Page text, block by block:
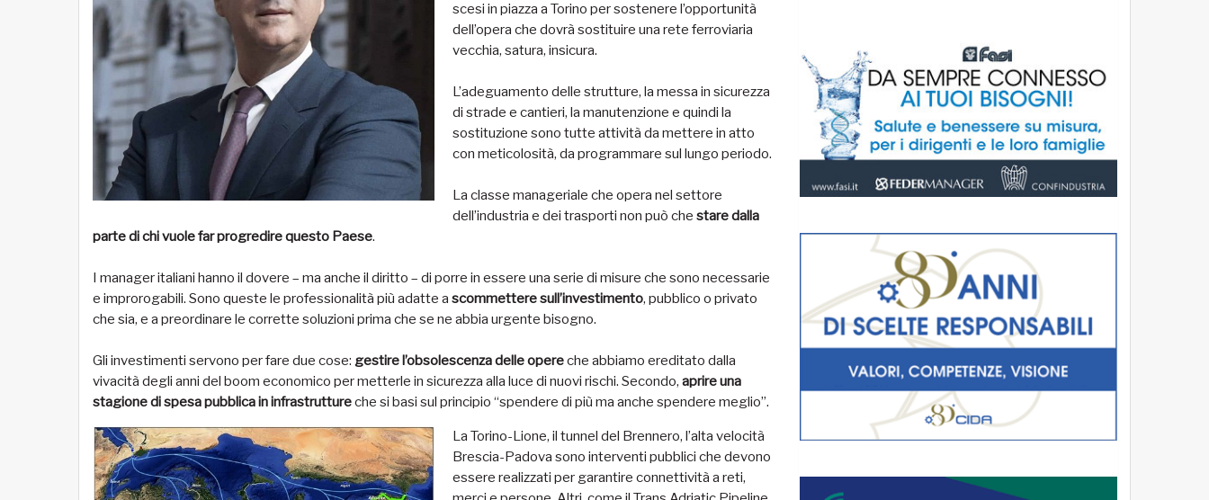
scesi in piazza a Torino per sostenere l’opportunità
dell’opera che dovrà sostituire una rete ferroviaria
vecchia, satura, insicura.
L’adeguamento delle strutture, la messa in sicurezza
di strade e cantieri, la manutenzione e quindi la
sostituzione sono tutte attività da mettere in atto
con meticolosità, da programmare sul lungo periodo.
La classe manageriale che opera nel settore
dell’industria e dei trasporti non può che stare dalla
parte di chi vuole far progredire questo Paese.
I manager italiani hanno il dovere – ma anche il diritto – di porre in essere una serie di misure che sono necessarie
e improrogabili. Sono queste le professionalità più adatte a scommettere sull’investimento, pubblico o privato
che sia, e a preordinare le corrette soluzioni prima che se ne abbia urgente bisogno.
Gli investimenti servono per fare due cose: gestire l’obsolescenzadelle opereche abbiamo ereditato dalla
vivacità degli anni del boom economico per metterle in sicurezza alla luce di nuovi rischi. Secondo, aprire una
stagione di spesa pubblica in infrastruttureche si basi sul principio “spendere di più ma anche spendere meglio”.
La Torino-Lione, il tunnel del Brennero, l’alta velocità
Brescia-Padova sono interventi pubblici che devono
essere realizzati per garantire connettività a reti,